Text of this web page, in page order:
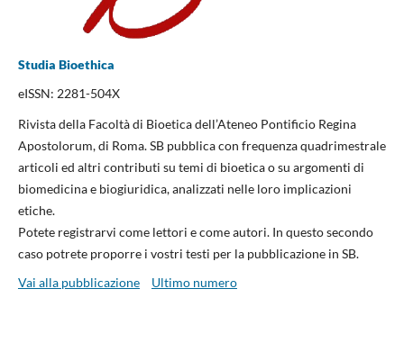
Studia Bioethica
eISSN: 2281-504X
Rivista della Facoltà di Bioetica dell’Ateneo Pontificio Regina
Apostolorum, di Roma. SB pubblica con frequenza quadrimestrale
articoli ed altri contributi su temi di bioetica o su argomenti di
biomedicina e biogiuridica, analizzati nelle loro implicazioni
etiche.
Potete registrarvi come lettori e come autori. In questo secondo
caso potrete proporre i vostri testi per la pubblicazione in SB.
Vai alla pubblicazione
Ultimo numero